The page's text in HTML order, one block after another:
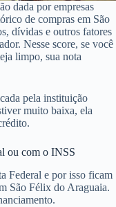
dada por empresas
de compras em São
dívidas e outros fatores
Nesse score, se você
limpo, sua nota
pela instituição
muito baixa, ela
ou com o INSS
Federal e por isso ficam
São Félix do Araguaia.